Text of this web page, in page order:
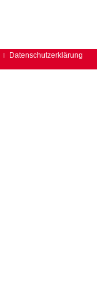
Datenschutzerklärung